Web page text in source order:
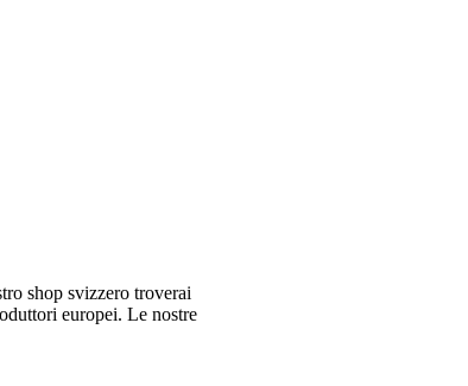
shop svizzero troverai
europei. Le nostre